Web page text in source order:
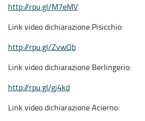
http://rpu.gl/M7eMV
Link video dichiarazione Pisicchio:
http://rpu.gl/ZvwQb
Link video dichiarazione Berlingerio:
http://rpu.gl/gj4kd
Link video dichiarazione Acierno: